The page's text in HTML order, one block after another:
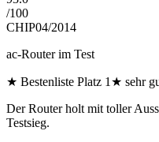
/100
CHIP04/2014
ac-Router im Test
★ Bestenliste Platz 1 ★ sehr
Der Router holt mit toller
Testsieg.